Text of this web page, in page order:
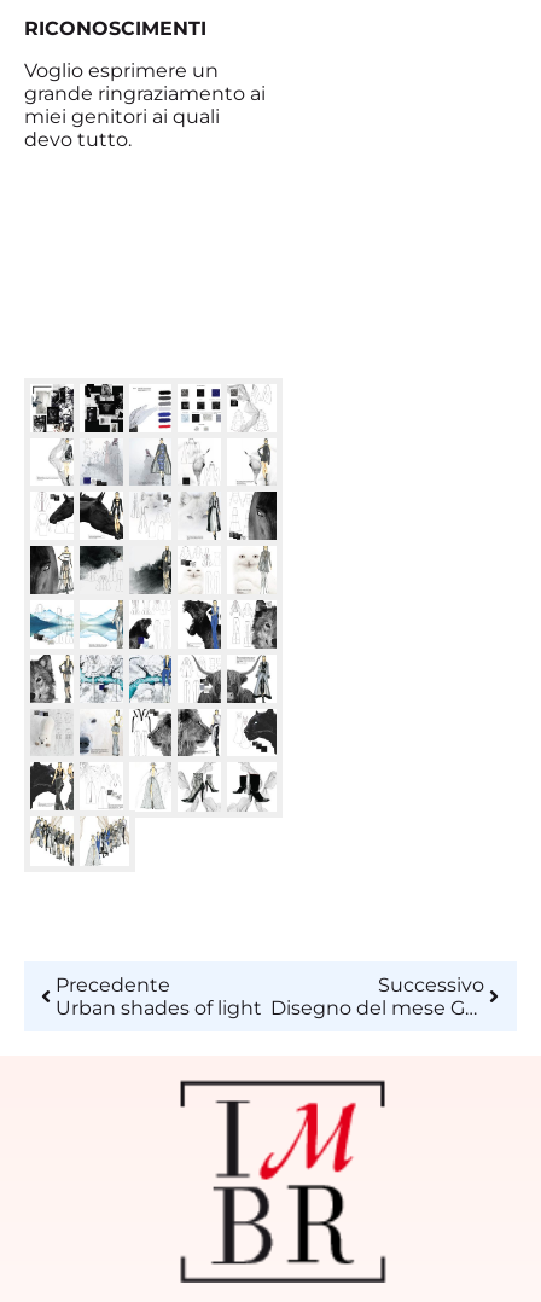
RICONOSCIMENTI
Voglio esprimere un
grande ringraziamento ai
miei genitori ai quali
devo tutto.
Precedente
Urban shades of light
Successivo
Disegno del mese Gennaio 2020